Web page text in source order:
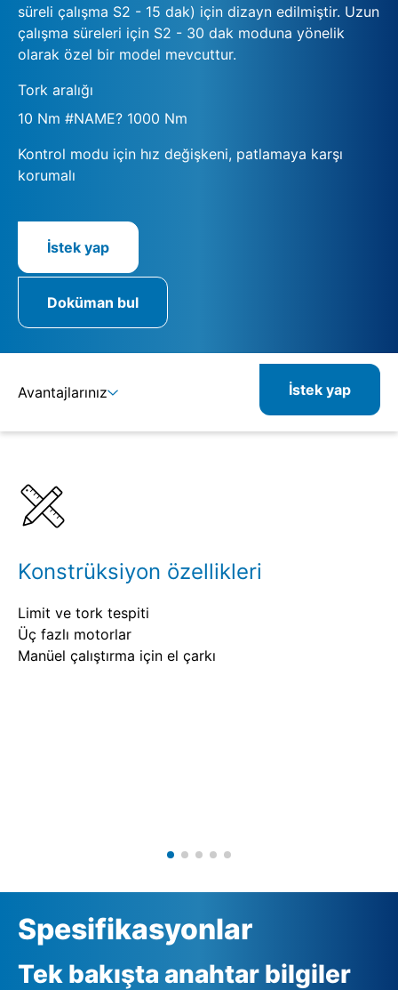
süreli çalışma S2 - 15 dak) için dizayn edilmiştir. Uzun
çalışma süreleri için S2 - 30 dak moduna yönelik
olarak özel bir model mevcuttur.
Tork aralığı
10 Nm #NAME? 1000 Nm
Kontrol modu için hız değişkeni, patlamaya karşı
korumalı
İstek yap
Doküman bul
Avantajlarınız
İlgili ürünler
İstek yap
Konstrüksiyon özellikleri
Limit ve tork tespiti
Üç fazlı motorlar
Manüel çalıştırma için el çarkı
Spesifikasyonlar
Tek bakışta anahtar bilgiler